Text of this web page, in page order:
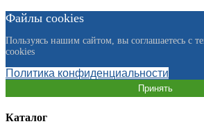
Файлы cookies
Пользуясь нашим сайтом, вы соглашаетесь с
cookies
Политика конфиденциальности
Принять
Каталог